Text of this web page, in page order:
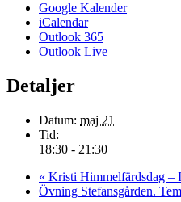
Google Kalender
iCalendar
Outlook 365
Outlook Live
Detaljer
Datum: maj 21
Tid:
18:30 - 21:30
« Kristi Himmelfärdsdag –
Övning Stefansgården.